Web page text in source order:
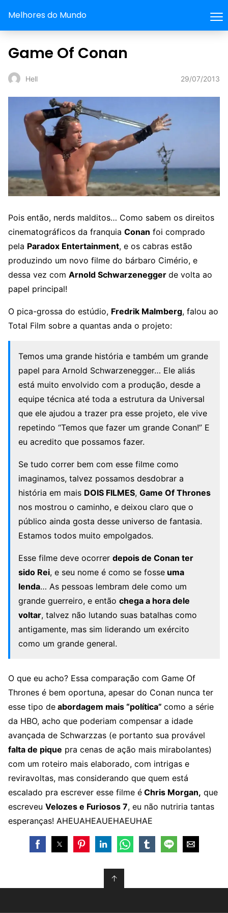
Melhores do Mundo
Game Of Conan
Hell 29/07/2013
Pois então, nerds malditos… Como sabem os direitos
cinematográficos da franquia Conan foi comprado
pela Paradox Entertainment, e os cabras estão
produzindo um novo filme do bárbaro Cimério, e
dessa vez com Arnold Schwarzenegger de volta ao
papel principal!
O pica-grossa do estúdio, Fredrik Malmberg, falou ao
Total Film sobre a quantas anda o projeto:
Temos uma grande história e também um grande
papel para Arnold Schwarzenegger… Ele aliás
está muito envolvido com a produção, desde a
equipe técnica até toda a estrutura da Universal
que ele ajudou a trazer pra esse projeto, ele vive
repetindo “Temos que fazer um grande Conan!” E
eu acredito que possamos fazer.
Se tudo correr bem com esse filme como
imaginamos, talvez possamos desdobrar a
história em mais DOIS FILMES, Game Of Thrones
nos mostrou o caminho, e deixou claro que o
público ainda gosta desse universo de fantasia.
Estamos todos muito empolgados.
Esse filme deve ocorrer depois de Conan ter
sido Rei, e seu nome é como se fosse uma
lenda… As pessoas lembram dele como um
grande guerreiro, e então chega a hora dele
voltar, talvez não lutando suas batalhas como
antigamente, mas sim liderando um exército
como um grande general.
O que eu acho? Essa comparação com Game Of
Thrones é bem oportuna, apesar do Conan nunca ter
esse tipo de abordagem mais “política” como a série
da HBO, acho que poderiam compensar a idade
avançada de Schwarzzas (e portanto sua provável
falta de pique pra cenas de ação mais mirabolantes)
com um roteiro mais elaborado, com intrigas e
reviravoltas, mas considerando que quem está
escalado pra escrever esse filme é Chris Morgan, que
escreveu Velozes e Furiosos 7, eu não nutriria tantas
esperanças! AHEUAHEAUEHAEUHAE
↑